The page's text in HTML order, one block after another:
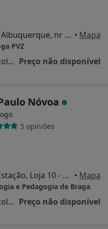
Avenida Mouzinho de Albuquerque, nr 48, 1 andar, Póvoa de Varzim • Mapa
PVZ
Primeira consulta Psicologia Preço não disponível
Nóvoa
5 opiniões
Centro Comercial da Estação, Loja 10 - Largo da Estação, Braga • Mapa
e Pedagogia de Braga
Primeira consulta Psicologia Preço não disponível